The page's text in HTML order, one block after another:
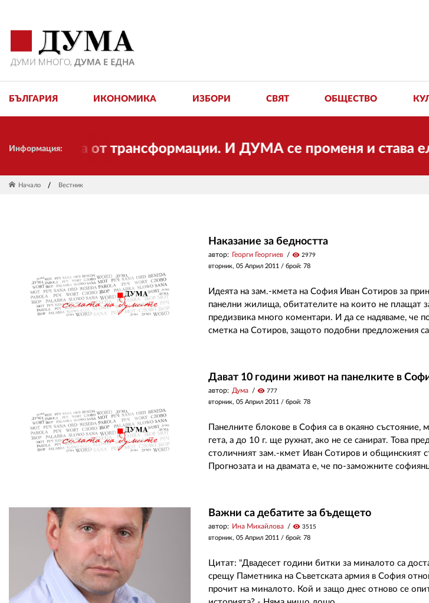
БЪЛГАРИЯ ИКОНОМИКА ИЗБОРИ СВЯТ ОБЩЕСТВО
Информация:от трансформации. И ДУМА се променя и става
Начало Вестник
Наказание за бедността
автор: Георги Георгиев visibility 2979
вторник, 05 Април 2011 / брой: 78
Идеята на зам.-кмета на София Иван Сотиров за
панелни жилища, обитателите на които не плащат
предизвика много коментари. И да се надяваме, че
сметка на Сотиров, защото подобни предложения
Дават 10 години живот на панелките в
автор: Дума visibility 777
вторник, 05 Април 2011 / брой: 78
Панелните блокове в София са в окаяно състояние,
гета, а до 10 г. ще рухнат, ако не се санират. Това
столичният зам.-кмет Иван Сотиров и общинският
Прогнозата и на двамата е, че по-заможните
Важни са дебатите за бъдещето
автор: Ина Михайлова visibility 3515
вторник, 05 Април 2011 / брой: 78
Цитат: "Двадесет години битки за миналото са
срещу Паметника на Съветската армия в София
прочит на миналото. Кой и защо днес отново се